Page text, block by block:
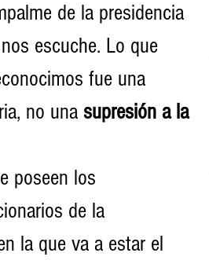
de la presidencia
escuche. Lo que
fue una
no una supresión a la
poseen los
de la
la que va a estar el